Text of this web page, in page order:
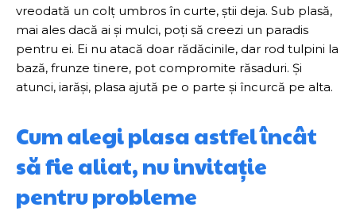
vreodată un colț umbros în curte, știi deja. Sub plasă,
mai ales dacă ai și mulci, poți să creezi un paradis
pentru ei. Ei nu atacă doar rădăcinile, dar rod tulpini la
bază, frunze tinere, pot compromite răsaduri. Și
atunci, iarăși, plasa ajută pe o parte și încurcă pe alta.
Cum alegi plasa astfel încât
să fie aliat, nu invitație
pentru probleme